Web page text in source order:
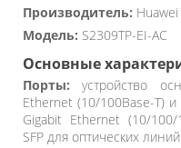
Производитель: Huawei
Модель: S2309TP-EI-AC
Основные
Порты: устройство
Ethernet (10/100Base-T)
Gigabit Ethernet (10/
SFP для оптических